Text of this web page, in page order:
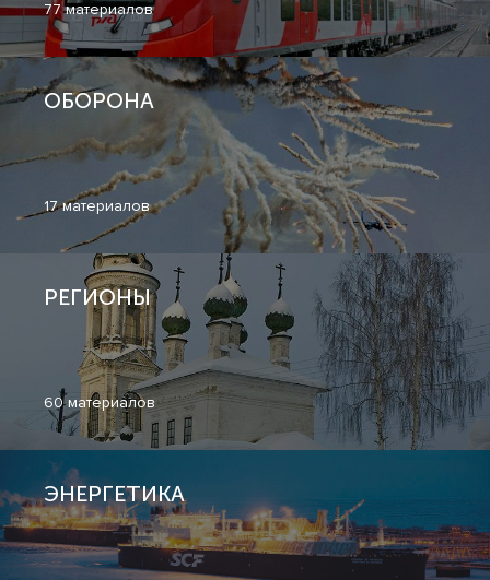
77 материалов
ОБОРОНА
17 материалов
РЕГИОНЫ
60 материалов
ЭНЕРГЕТИКА